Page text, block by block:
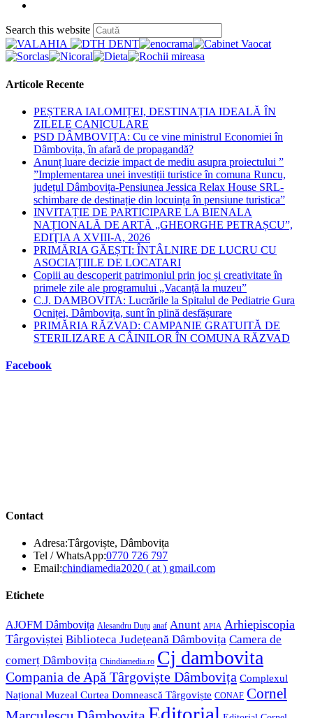
the
next
page
Search this website
Escape
Articole Recente
PEȘTERA IALOMIȚEI, DESTINAȚIA IDEALĂ ÎN
ZILELE CANICULARE
PSD DÂMBOVIȚA: Cu ce vine ministrul Economiei în
Dâmbovița, în afară de propagandă?
Anunț luare decizie impact de mediu asupra proiectului ”
”Implementarea unei investiții turistice în comuna Runcu,
județul Dâmbovița-Pensiunea Jessica Relax House SRL-
schimbare de destinație din locuința în pensiune turistica”
INVITAȚIE DE PARTICIPARE LA BIENALA
NAȚIONALĂ DE ARTĂ „GHEORGHE PETRAȘCU”,
EDIŢIA A XVIII-A, 2026
PRIMĂRIA GĂEȘTI: ÎNTÂLNIRE DE LUCRU CU
ASOCIAȚIILE DE LOCATARI
Copiii au descoperit patrimoniul prin joc și creativitate în
primele zile ale programului „Vacanță la muzeu”
C.J. DAMBOVITA: Lucrările la Spitalul de Pediatrie Gura
Ocniței, Dâmbovița, sunt în plină desfășurare
PRIMĂRIA RĂZVAD: CAMPANIE GRATUITĂ DE
STERILIZARE A CÂINILOR ÎN COMUNA RĂZVAD
Facebook
Contact
Adresa:Târgoviște, Dâmbovița
Tel / WhatsApp:0770 726 797Opens
in
Email:chindiamedia2020 ( at ) gmail.comOpens
Etichete
AJOFM Dâmbovița Alesandru Duțu anaf Anunt APIA Arhiepiscopia
Târgoviștei Biblioteca Județeană Dâmbovița Camera de
comerț Dâmbovița Chindiamedia.ro Cj dambovita
Compania de Apă Târgoviște Dâmbovița Complexul
Național Muzeal Curtea Domnească Târgoviște CONAF Cornel
Editorial